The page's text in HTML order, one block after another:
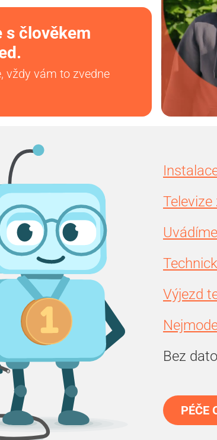
s člověkem
vždy vám to zvedne
Výjezd
Bez
PÉČE